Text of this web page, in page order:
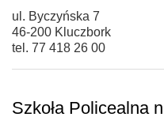
ul. Byczyńska 7
46-200 Kluczbork
tel. 77 418 26 00
Szkoła Policealna